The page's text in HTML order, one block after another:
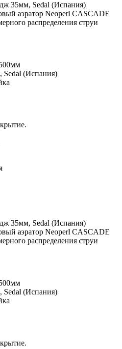
35мм, Sedal (Испания)
аэратор Neoperl CASCADE
распределения струи
Sedal (Испания)
35мм, Sedal (Испания)
аэратор Neoperl CASCADE
распределения струи
Sedal (Испания)